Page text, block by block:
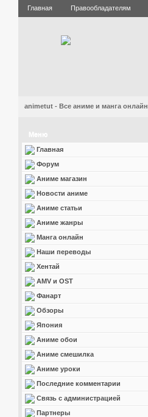
Главная Правообладателям
animetut - Все аниме и манга онлайн
Меню
Главная
Форум
Аниме магазин
Новости аниме
Аниме статьи
Аниме жанры
Манга онлайн
Наши переводы
Хентай
AMV и OST
Фанарт
Обзоры
Япония
Аниме обои
Аниме смешилка
Аниме уроки
Последние комментарии
Связь с администрацией
Партнеры